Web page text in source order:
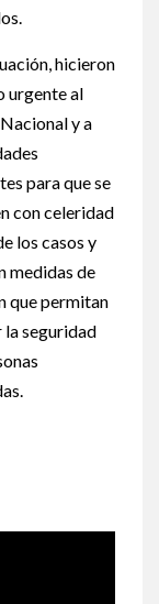
hicieron
urgente al
y a
para que se
con celeridad
los casos y
medidas de
que permitan
seguridad